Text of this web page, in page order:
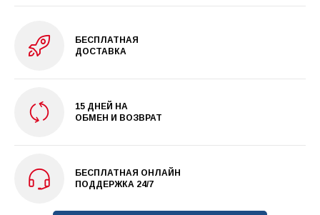
БЕСПЛАТНАЯ
ДОСТАВКА
15 ДНЕЙ НА
ОБМЕН И ВОЗВРАТ
БЕСПЛАТНАЯ ОНЛАЙН
ПОДДЕРЖКА 24/7